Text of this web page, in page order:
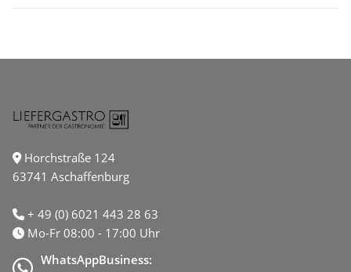
Horchstraße 124
63741 Aschaffenburg
+ 49 (0) 6021 443 28 63
Mo-Fr 08:00 - 17:00 Uhr
WhatsAppBusiness: